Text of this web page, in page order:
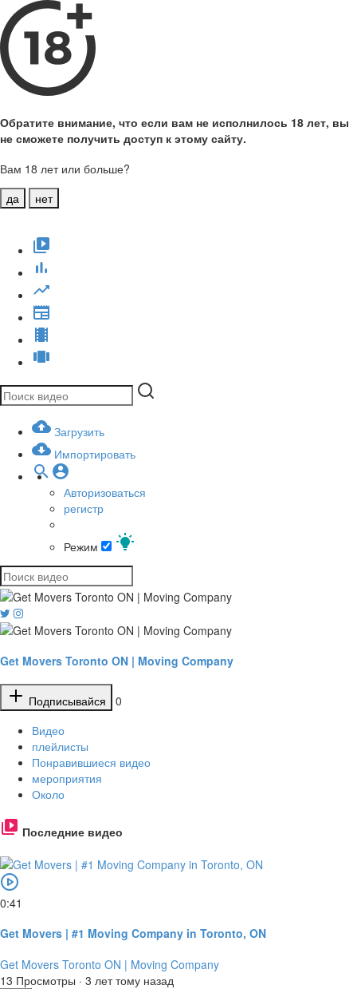
Обратите внимание, что если вам не исполнилось 18 лет, вы
не сможете получить доступ к этому сайту.
Вам 18 лет или больше?
да
нет
Загрузить
Импортировать
Авторизоваться
регистр
Режим
Get Movers Toronto ON | Moving Company
Подписывайся
0
Видео
плейлисты
Понравившиеся видео
мероприятия
Около
Последние видео
0:41
Get Movers | #1 Moving Company in Toronto, ON
Get Movers Toronto ON | Moving Company
13 Просмотры · 3 лет тому назад